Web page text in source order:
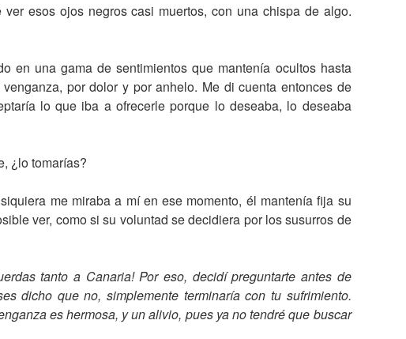
esos ojos negros casi muertos, con una chispa de algo.
en una gama de sentimientos que mantenía ocultos hasta
por dolor y por anhelo. Me di cuenta entonces de
lo que iba a ofrecerle porque lo deseaba, lo deseaba
¿lo tomarías?
me miraba a mí en ese momento, él mantenía fija su
ver, como si su voluntad se decidiera por los susurros de
tanto a Canaria! Por eso, decidí preguntarte antes de
dicho que no, simplemente terminaría con tu sufrimiento.
es hermosa, y un alivio, pues ya no tendré que buscar